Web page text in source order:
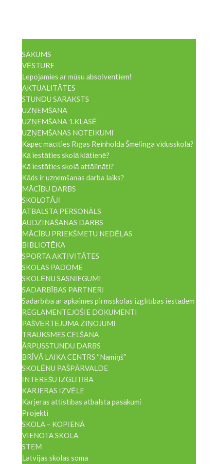
SĀKUMS
VĒSTURE
Lepojamies ar mūsu absolventiem!
AKTUALITĀTES
STUNDU SARAKSTS
UZŅEMŠANA
UZŅEMŠANA 1.KLASĒ
UZŅEMŠANAS NOTEIKUMI
Kāpēc mācīties Rīgas Reinholda Šmēlinga vidusskolā?
Kā iestāties skolā klātienē?
Kā iestāties skolā attālināti?
Kāds ir uzņemšanas darba laiks?
MĀCĪBU DARBS
SKOLOTĀJI
ATBALSTA PERSONĀLS
AUDZINĀŠANAS DARBS
MĀCĪBU PRIEKŠMETU NEDĒĻAS
BIBLIOTĒKA
SPORTA AKTIVITĀTES
SKOLAS PADOME
SKOLĒNU SASNIEGUMI
SADARBĪBAS PARTNERI
Sadarbība ar apkaimes pirmsskolas izglītības iestādēm
REGLAMENTEJOŠIE DOKUMENTI
PAŠVĒRTĒJUMA ZIŅOJUMI
TRAUKSMES CELŠANA
ĀRPUSSTUNDU DARBS
BRĪVĀ LAIKA CENTRS “Namiņš”
SKOLĒNU PAŠPĀRVALDE
INTEREŠU IZGLĪTĪBA
KARJERAS IZVĒLE
Karjeras attīstības atbalsta pasākumi
Projekti
SKOLA – KOPIENĀ
VIENOTA SKOLA
STEM
Latvijas skolas soma